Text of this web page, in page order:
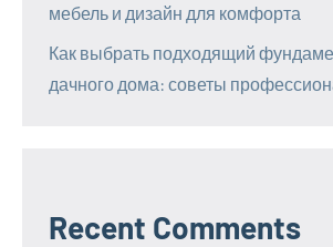
мебель и дизайн для комфорта
Как выбрать подходящий
дачного дома: советы
Recent Comments